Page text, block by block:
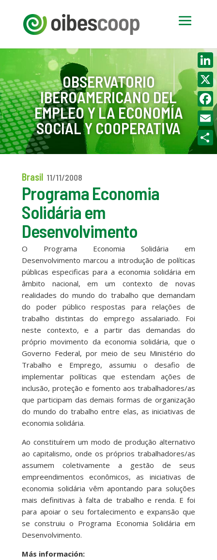
OBSERVATORIO
IBEROAMERICANO DEL
EMPLEO Y LA ECONOMÍA
SOCIAL Y COOPERATIVA
Brasil 11/11/2008
Programa Economia
Solidária em
Desenvolvimento
O Programa Economia Solidária em
Desenvolvimento marcou a introdução de políticas
públicas especificas para a economia solidária em
âmbito nacional, em um contexto de novas
realidades do mundo do trabalho que demandam
do poder público respostas para relações de
trabalho distintas do emprego assalariado. Foi
neste contexto, e a partir das demandas do
próprio movimento da economia solidária, que o
Governo Federal, por meio de seu Ministério do
Trabalho e Emprego, assumiu o desafio de
implementar políticas que estendam ações de
inclusão, proteção e fomento aos trabalhadores/as
que participam das demais formas de organização
do mundo do trabalho entre elas, as iniciativas de
economia solidária.
Ao constituírem um modo de produção alternativo
ao capitalismo, onde os próprios trabalhadores/as
assumem coletivamente a gestão de seus
empreendimentos econômicos, as iniciativas de
economia solidária vêm apontando para soluções
mais definitivas à falta de trabalho e renda. E foi
para apoiar o seu fortalecimento e expansão que
se construiu o Programa Economia Solidária em
Desenvolvimento.
Más información:
X
Email